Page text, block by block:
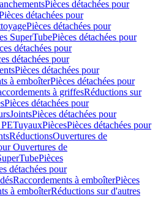
Pièces détachées pour
détachées pour
Pièces détachées pour
SuperTubePièces détachées pour
détachées pour
détachées pour
Pièces détachées pour
à emboîterPièces détachées pour
à griffesRéductions sur
Pièces détachées pour
JointsPièces détachées pour
TuyauxPiècesPièces détachées pour
RéductionsOuvertures de
Ouvertures de
Pièces
détachées pour
Raccordements à emboîterPièces
à emboîterRéductions sur d'autres